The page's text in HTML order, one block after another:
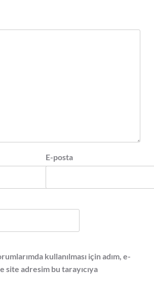
E-posta
kullanılması için adım, e-
site adresim bu tarayıcıya